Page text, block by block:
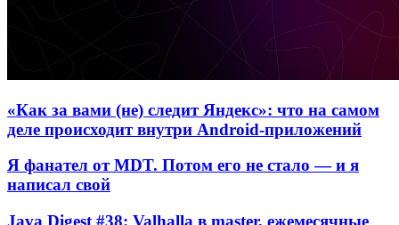
«Как за вами (не) следит Яндекс»: что на самом
деле происходит внутри Android-приложений
Я фанател от MDT. Потом его не стало — и я
написал свой
Java Digest #38: Valhalla в master, ежемесячные